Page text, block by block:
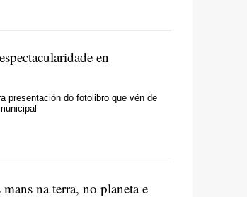
en
presentación do fotolibro que vén de
mans na terra, no planeta e